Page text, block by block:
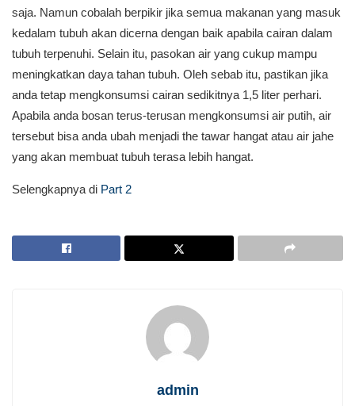
saja. Namun cobalah berpikir jika semua makanan yang masuk
kedalam tubuh akan dicerna dengan baik apabila cairan dalam
tubuh terpenuhi. Selain itu, pasokan air yang cukup mampu
meningkatkan daya tahan tubuh. Oleh sebab itu, pastikan jika
anda tetap mengkonsumsi cairan sedikitnya 1,5 liter perhari.
Apabila anda bosan terus-terusan mengkonsumsi air putih, air
tersebut bisa anda ubah menjadi the tawar hangat atau air jahe
yang akan membuat tubuh terasa lebih hangat.
Selengkapnya di Part 2
admin